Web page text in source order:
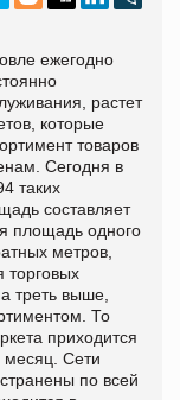
ежегодно
растет
которые
товаров
Сегодня в
таких
составляет
площадь одного
метров,
торговых
треть выше,
То
приходится
месяц. Сети
по всей